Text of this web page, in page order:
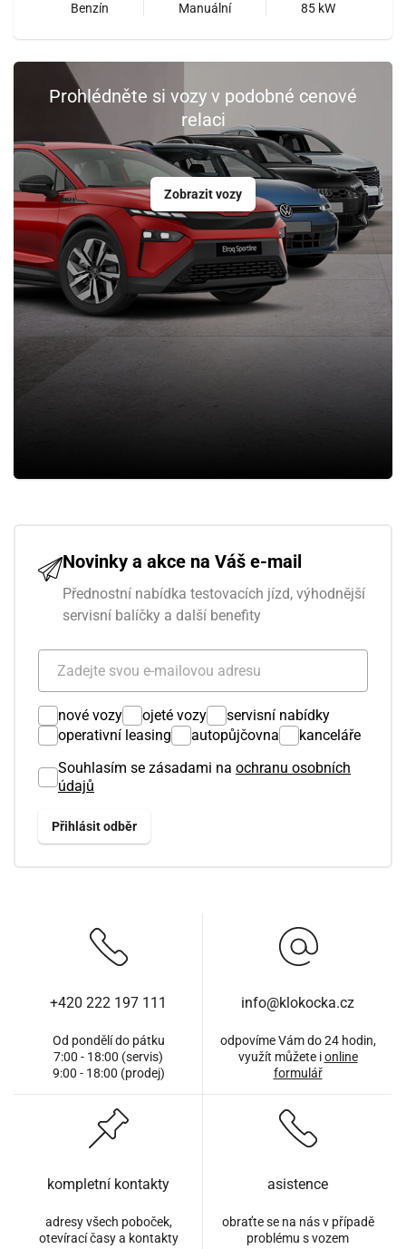
Benzín Manuální 85 kW
Prohlédněte si vozy v podobné cenové
relaci
Zobrazit vozy
Novinky a akce na Váš e-mail
Přednostní nabídka testovacích jízd, výhodnější
servisní balíčky a další benefity
nové vozy ojeté vozy
servisní nabídky
operativní leasing
autopůjčovna
kanceláře
Souhlasím se zásadami na ochranu osobních
údajů
+420 222 197 111
Od pondělí do pátku
7:00 - 18:00 (servis)
9:00 - 18:00 (prodej)
info@klokocka.cz
odpovíme Vám do 24 hodin,
využít můžete ionline
formulář
kompletní kontakty
adresy všech poboček,
otevírací časy a kontakty
asistence
obraťte se na nás v případě
problému s vozem